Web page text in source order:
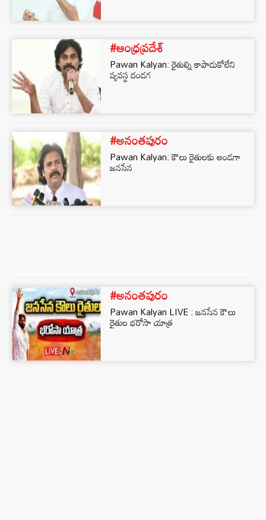
#ఆంధ్రప్రదేశ్
Pawan Kalyan: రైతుల్ని కాపాడుకోలేని
వ్యవస్థ దండగ
#అనంతపురం
Pawan Kalyan: కౌలు రైతులకు అండగా
జనసేన
#అనంతపురం
Pawan Kalyan LIVE : జనసేన కౌలు
రైతుల భరోసా యాత్ర